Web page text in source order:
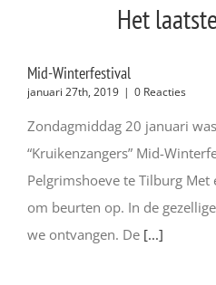
Het
Mid-Winterfestival
januari 27th, 2019 | 0 Reacties
Zondagmiddag 20 januari
“Kruikenzangers” Mid-
Pelgrimshoeve te Tilburg
om beurten op. In de
we ontvangen. De [...]